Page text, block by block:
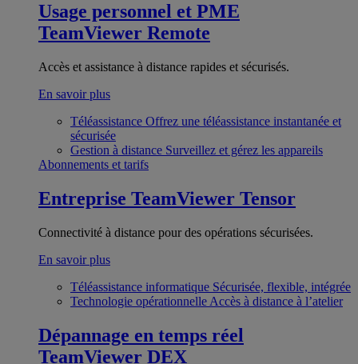
Usage personnel et PME
TeamViewer Remote
Accès et assistance à distance rapides et sécurisés.
En savoir plus
Téléassistance Offrez une téléassistance instantanée et
sécurisée
Gestion à distance Surveillez et gérez les appareils
Abonnements et tarifs
Entreprise TeamViewer Tensor
Connectivité à distance pour des opérations sécurisées.
En savoir plus
Téléassistance informatique Sécurisée, flexible, intégrée
Technologie opérationnelle Accès à distance à l’atelier
Dépannage en temps réel
TeamViewer DEX